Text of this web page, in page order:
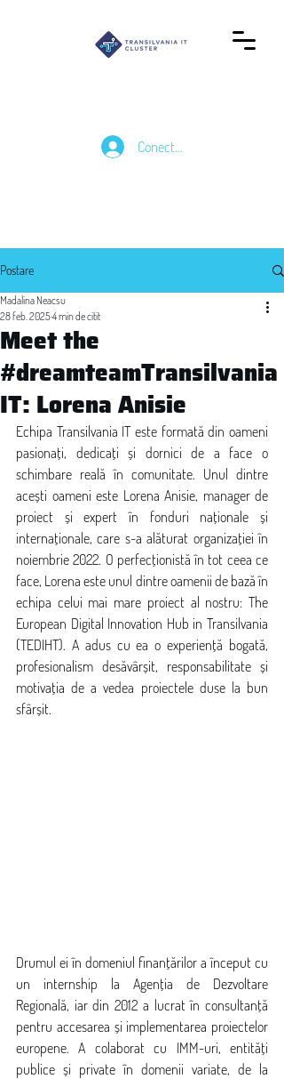
Conectează-te
Postare
Meet the
#dreamteamTransilvania
IT: Lorena Anisie
Madalina Neacsu
28 feb. 20254 min de citit
Echipa Transilvania IT este formată din oameni
pasionați, dedicați și dornici de a face o
schimbare reală în comunitate. Unul dintre
acești oameni este Lorena Anisie, manager de
proiect și expert în fonduri naționale și
internaționale, care s-a alăturat organizației în
noiembrie 2022. O perfecționistă în tot ceea ce
face, Lorena este unul dintre oamenii de bază în
echipa celui mai mare proiect al nostru: The
European Digital Innovation Hub in Transilvania
(TEDIHT). A adus cu ea o experiență bogată,
profesionalism desăvârșit, responsabilitate și
motivația de a vedea proiectele duse la bun
sfârșit.
Drumul ei în domeniul finanțărilor a început cu
un internship la Agenția de Dezvoltare
Regională, iar din 2012 a lucrat în consultanță
pentru accesarea și implementarea proiectelor
europene. A colaborat cu IMM-uri, entități
publice și private în domenii variate, de la